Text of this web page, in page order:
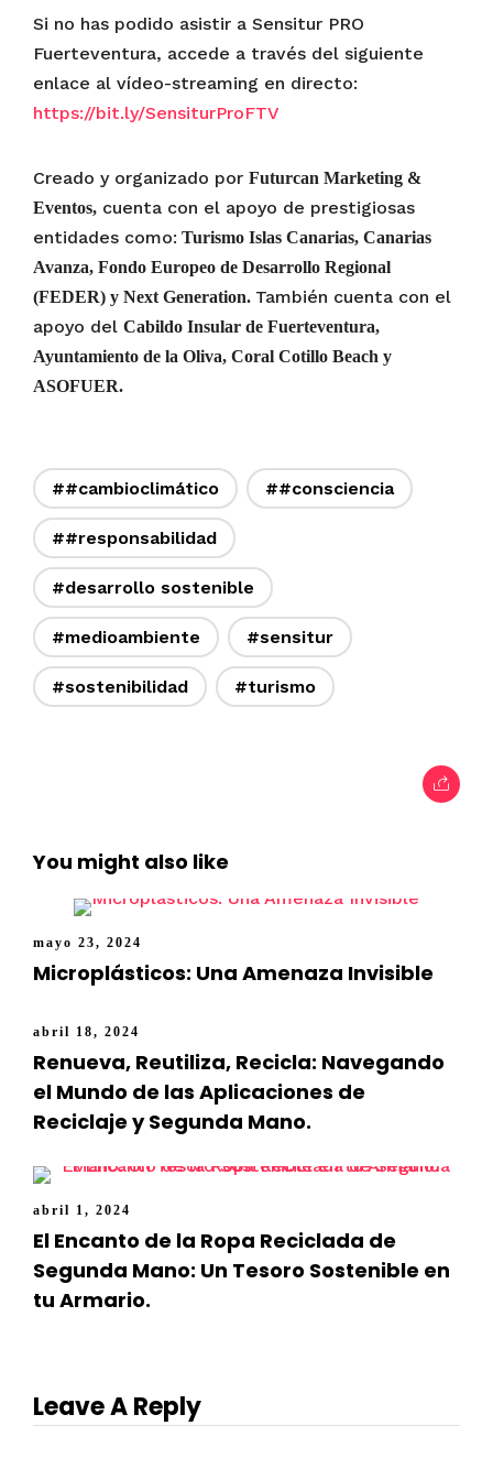
Si no has podido asistir a Sensitur PRO
Fuerteventura, accede a través del siguiente
enlace al vídeo-streaming en directo:
https://bit.ly/SensiturProFTV
Creado y organizado por Futurcan Marketing &
Eventos, cuenta con el apoyo de prestigiosas
entidades como: Turismo Islas Canarias, Canarias
Avanza, Fondo Europeo de Desarrollo Regional
(FEDER) y Next Generation. También cuenta con el
apoyo del Cabildo Insular de Fuerteventura,
Ayuntamiento de la Oliva, Coral Cotillo Beach y
ASOFUER.
##cambioclimático ##consciencia
##responsabilidad
#desarrollo sostenible
#medioambiente #sensitur
#sostenibilidad #turismo
You might also like
mayo 23, 2024
Microplásticos: Una Amenaza Invisible
abril 18, 2024
Renueva, Reutiliza, Recicla: Navegando
el Mundo de las Aplicaciones de
Reciclaje y Segunda Mano.
abril 1, 2024
El Encanto de la Ropa Reciclada de
Segunda Mano: Un Tesoro Sostenible en
tu Armario.
Leave A Reply